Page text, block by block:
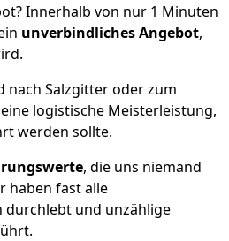
Innerhalb von nur 1 Minuten
unverbindliches Angebot,
nach Salzgitter oder zum
logistische Meisterleistung,
werden sollte.
, die uns niemand
haben fast alle
durchlebt und unzählige